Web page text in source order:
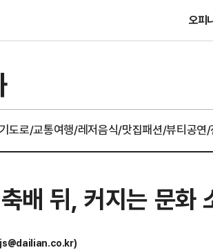
오피
도로/교통여행/레저음식/맛집패션/뷰티공연
배 뒤, 커지는 문화